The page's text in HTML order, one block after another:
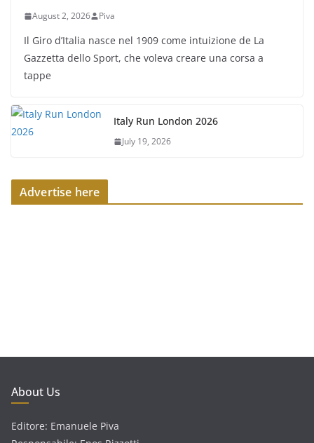
August 2, 2026 Piva
Il Giro d’Italia nasce nel 1909 come intuizione de La
Gazzetta dello Sport, che voleva creare una corsa a
tappe
Italy Run London 2026
July 19, 2026
Advertise here
About Us
Editore: Emanuele Piva